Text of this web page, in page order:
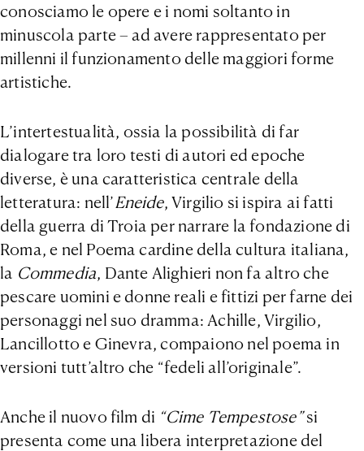
conosciamo le opere e i nomi soltanto in
minuscola parte – ad avere rappresentato per
millenni il funzionamento delle maggiori forme
artistiche.
L’intertestualità, ossia la possibilità di far
dialogare tra loro testi di autori ed epoche
diverse, è una caratteristica centrale della
letteratura: nell’Eneide, Virgilio si ispira ai fatti
della guerra di Troia per narrare la fondazione di
Roma, e nel Poema cardine della cultura italiana,
la Commedia, Dante Alighieri non fa altro che
pescare uomini e donne reali e fittizi per farne dei
personaggi nel suo dramma: Achille, Virgilio,
Lancillotto e Ginevra, compaiono nel poema in
versioni tutt’altro che “fedeli all’originale”.
Anche il nuovo film di “Cime Tempestose”si
presenta come una libera interpretazione del